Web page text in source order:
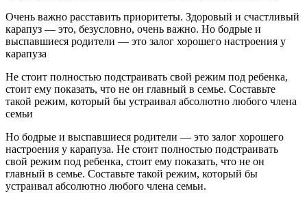
Очень важно расставить приоритеты. Здоровый и счастливый
карапуз — это, безусловно, очень важно. Но бодрые и
выспавшиеся родители — это залог хорошего настроения у
карапуза
Не стоит полностью подстраивать свой режим под ребенка,
стоит ему показать, что не он главный в семье. Составьте
такой режим, который бы устраивал абсолютно любого члена
семьи
Но бодрые и выспавшиеся родители — это залог хорошего
настроения у карапуза. Не стоит полностью подстраивать
свой режим под ребенка, стоит ему показать, что не он
главный в семье. Составьте такой режим, который бы
устраивал абсолютно любого члена семьи.